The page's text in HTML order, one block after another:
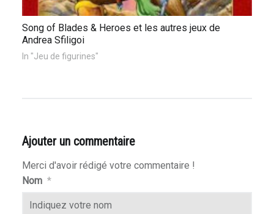
Song of Blades & Heroes et les autres jeux de
Andrea Sfiligoi
In "Jeu de figurines"
Ajouter un commentaire
Merci d'avoir rédigé votre commentaire !
Nom *